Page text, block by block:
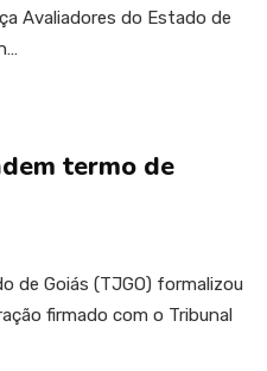
Avaliadores do Estado de
termo de
de Goiás (TJGO) formalizou
firmado com o Tribunal